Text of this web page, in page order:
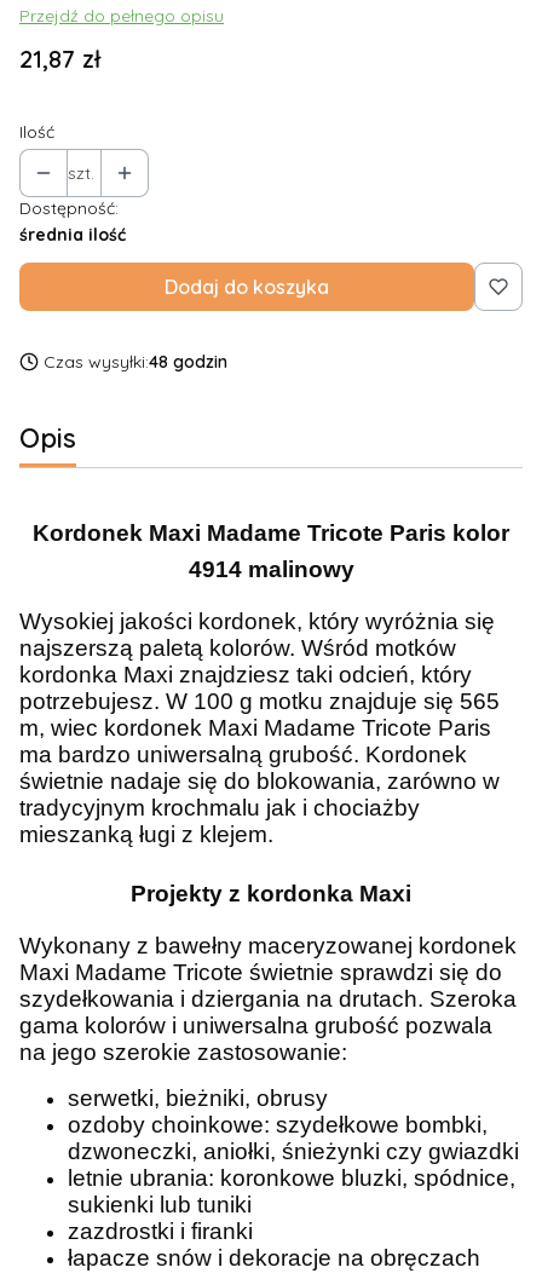
Przejdź do pełnego opisu
Cena
21,87 zł
Ilość
szt.
Dostępność:
średnia ilość
Dodaj do koszyka
Czas wysyłki:48 godzin
Opis
Kordonek Maxi Madame Tricote Paris kolor
4914 malinowy
Wysokiej jakości kordonek, który wyróżnia się
najszerszą paletą kolorów. Wśród motków
kordonka Maxi znajdziesz taki odcień, który
potrzebujesz. W 100 g motku znajduje się 565
m, wiec kordonek Maxi Madame Tricote Paris
ma bardzo uniwersalną grubość. Kordonek
świetnie nadaje się do blokowania, zarówno w
tradycyjnym krochmalu jak i chociażby
mieszanką ługi z klejem.
Projekty z kordonka Maxi
Wykonany z bawełny maceryzowanej kordonek
Maxi Madame Tricote świetnie sprawdzi się do
szydełkowania i dziergania na drutach. Szeroka
gama kolorów i uniwersalna grubość pozwala
na jego szerokie zastosowanie:
serwetki, bieżniki, obrusy
ozdoby choinkowe: szydełkowe bombki,
dzwoneczki, aniołki, śnieżynki czy gwiazdki
letnie ubrania: koronkowe bluzki, spódnice,
sukienki lub tuniki
zazdrostki i firanki
łapacze snów i dekoracje na obręczach